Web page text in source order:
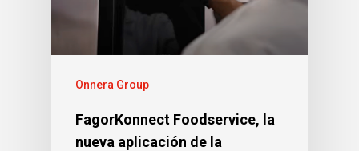
Onnera Group
FagorKonnect Foodservice, la
nueva aplicación de la